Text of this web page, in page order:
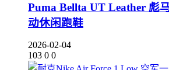
Puma Bellta UT Leather 彪
动休闲跑鞋
2026-02-04
103 0 0